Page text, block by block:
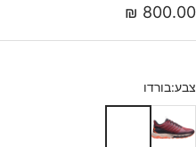
מחיר
הנחה
800.00 ₪
צבע:בורדו
בורדו